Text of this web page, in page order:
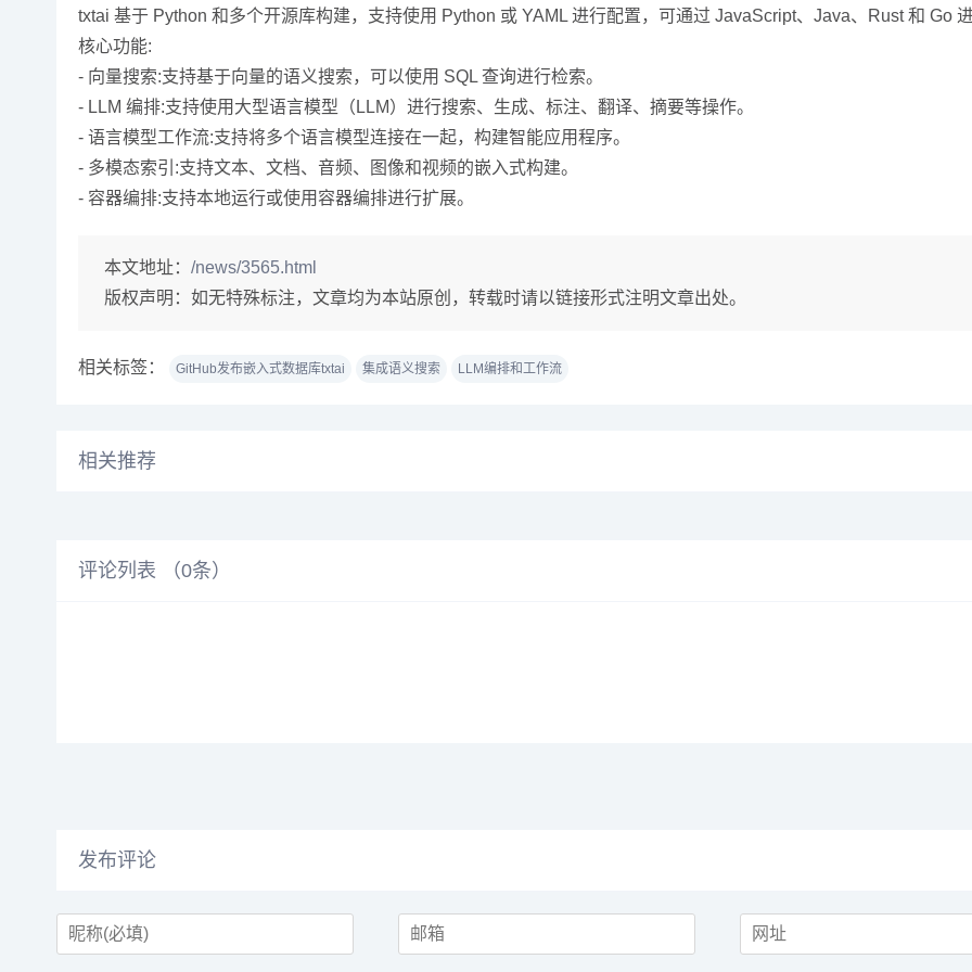
txtai 基于 Python 和多个开源库构建，支持使用 Python 或 YAML 进行配置，可通过 JavaScript、Java、Rust 和 Go 进
核心功能:
- 向量搜索:支持基于向量的语义搜索，可以使用 SQL 查询进行检索。
- LLM 编排:支持使用大型语言模型（LLM）进行搜索、生成、标注、翻译、摘要等操作。
- 语言模型工作流:支持将多个语言模型连接在一起，构建智能应用程序。
- 多模态索引:支持文本、文档、音频、图像和视频的嵌入式构建。
- 容器编排:支持本地运行或使用容器编排进行扩展。
本文地址： /news/3565.html
版权声明： 如无特殊标注，文章均为本站原创，转载时请以链接形式注明文章出处。
相关标签： GitHub发布嵌入式数据库txtai 集成语义搜索 LLM编排和工作流
相关推荐
评论列表 （0条）
发布评论